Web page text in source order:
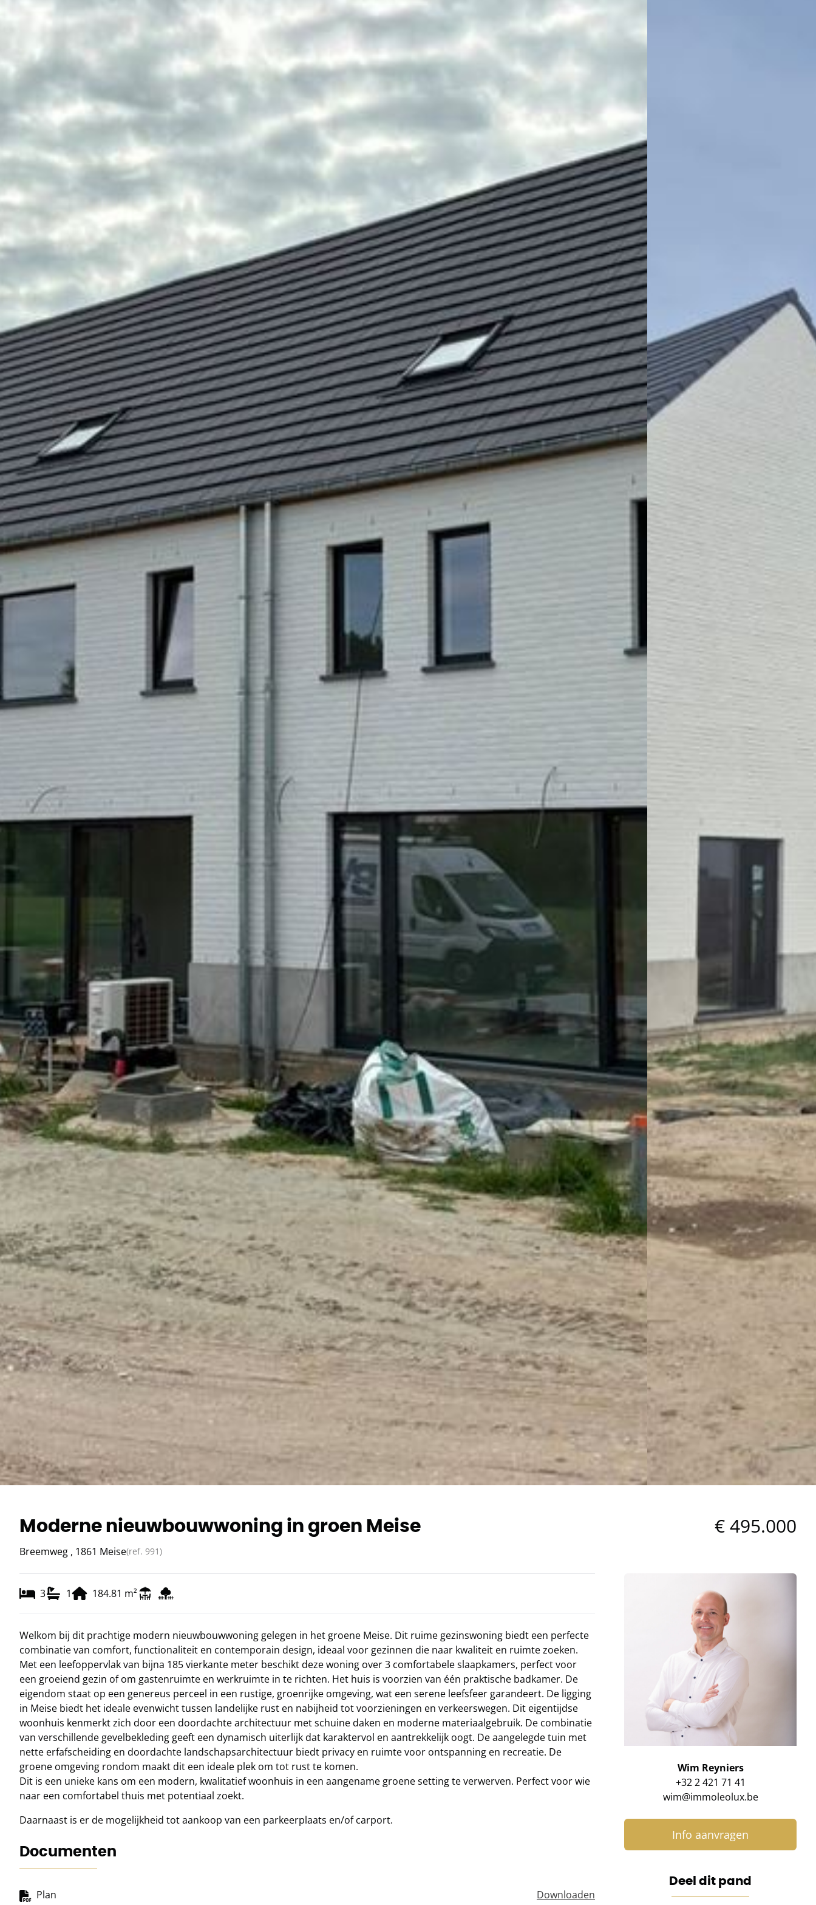
Moderne nieuwbouwwoning in groen Meise € 495.000
Breemweg , 1861 Meise(ref. 991)
3 1 184.81 m²
Welkom bij dit prachtige modern nieuwbouwwoning gelegen in het groene Meise. Dit ruime gezinswoning biedt een perfecte
combinatie van comfort, functionaliteit en contemporain design, ideaal voor gezinnen die naar kwaliteit en ruimte zoeken.
Met een leefoppervlak van bijna 185 vierkante meter beschikt deze woning over 3 comfortabele slaapkamers, perfect voor
een groeiend gezin of om gastenruimte en werkruimte in te richten. Het huis is voorzien van één praktische badkamer. De
eigendom staat op een genereus perceel in een rustige, groenrijke omgeving, wat een serene leefsfeer garandeert. De ligging
in Meise biedt het ideale evenwicht tussen landelijke rust en nabijheid tot voorzieningen en verkeerswegen. Dit eigentijdse
woonhuis kenmerkt zich door een doordachte architectuur met schuine daken en moderne materiaalgebruik. De combinatie
van verschillende gevelbekleding geeft een dynamisch uiterlijk dat karaktervol en aantrekkelijk oogt. De aangelegde tuin met
nette erfafscheiding en doordachte landschapsarchitectuur biedt privacy en ruimte voor ontspanning en recreatie. De
groene omgeving rondom maakt dit een ideale plek om tot rust te komen.
Dit is een unieke kans om een modern, kwalitatief woonhuis in een aangename groene setting te verwerven. Perfect voor wie
naar een comfortabel thuis met potentiaal zoekt.
Daarnaast is er de mogelijkheid tot aankoop van een parkeerplaats en/of carport.
Documenten
Plan Downloaden
Wim Reyniers
+32 2 421 71 41
wim@immoleolux.be
Info aanvragen
Deel dit pand